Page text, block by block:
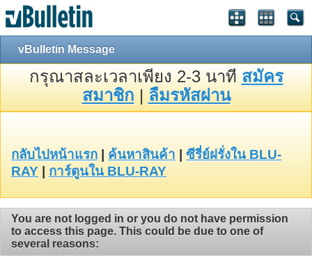
vBulletin Message
กรุณาสละเวลาเพียง 2-3 นาที สมัคร
สมาชิก | ลืมรหัสผ่าน
กลับไปหน้าแรก ค้นหาสินค้า
ซีรี่ย์ฝรั่งใน BLU-
RAY
การ์ตูนใน BLU-RAY
You are not logged in or you do not have permission
to access this page. This could be due to one of
several reasons: